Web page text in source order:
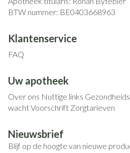
BTW nummer: BE0403668963
Klantenservice
FAQ
Uw apotheek
Over ons Nuttige links
wachtVoorschrift Zorgtarieven
Nieuwsbrief
Blijf op de hoogte van nieuwe